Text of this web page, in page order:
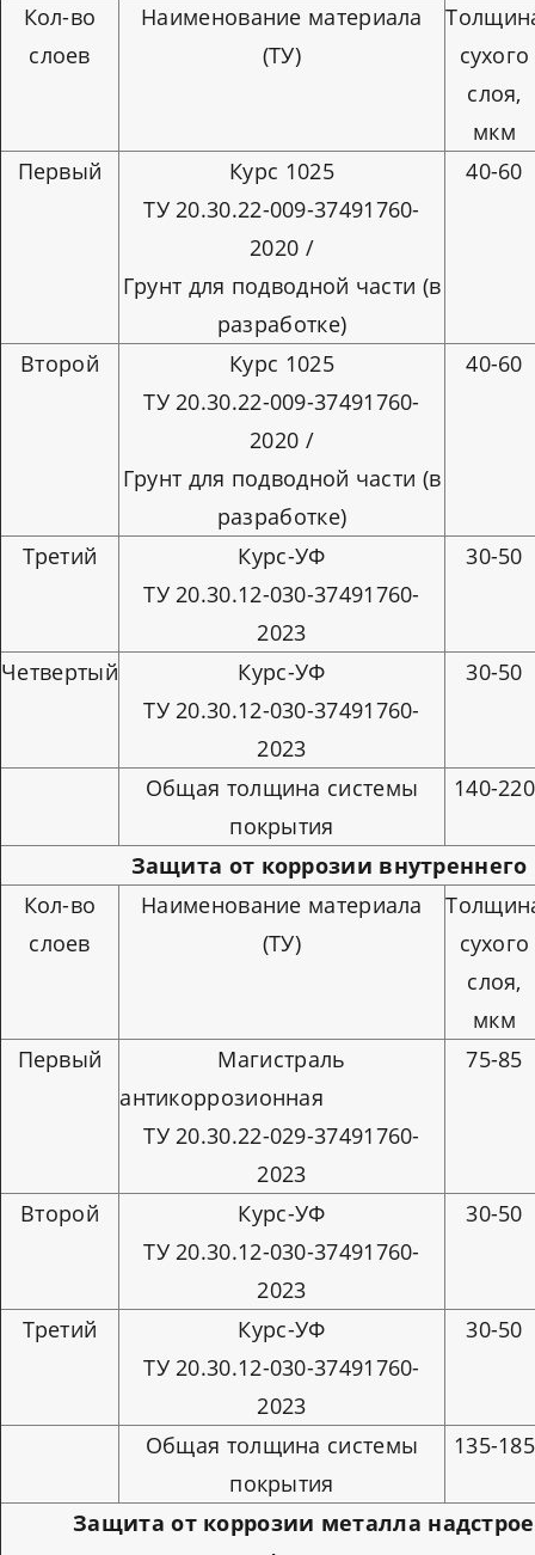
Кол-во
слоев
Наименование материала
(ТУ)
сухого
слоя,
мкм
Первый
Курс 1025
ТУ 20.30.22-009-37491760-
2020 /
Грунт для подводной части (в
разработке)
40-60
Второй
Курс 1025
ТУ 20.30.22-009-37491760-
2020 /
Грунт для подводной части (в
разработке)
40-60
Третий
Курс-УФ
ТУ 20.30.12-030-37491760-
2023
30-50
Четвертый
Курс-УФ
ТУ 20.30.12-030-37491760-
2023
30-50
Общая толщина системы
покрытия
140-220
Защита от коррозии внутреннего
Кол-во
слоев
Наименование материала
(ТУ)
сухого
слоя,
мкм
Первый
Магистраль
антикоррозионная
ТУ 20.30.22-029-37491760-
2023
75-85
Второй
Курс-УФ
ТУ 20.30.12-030-37491760-
2023
30-50
Третий
Курс-УФ
ТУ 20.30.12-030-37491760-
2023
30-50
Общая толщина системы
покрытия
135-185
Защита от коррозии металла